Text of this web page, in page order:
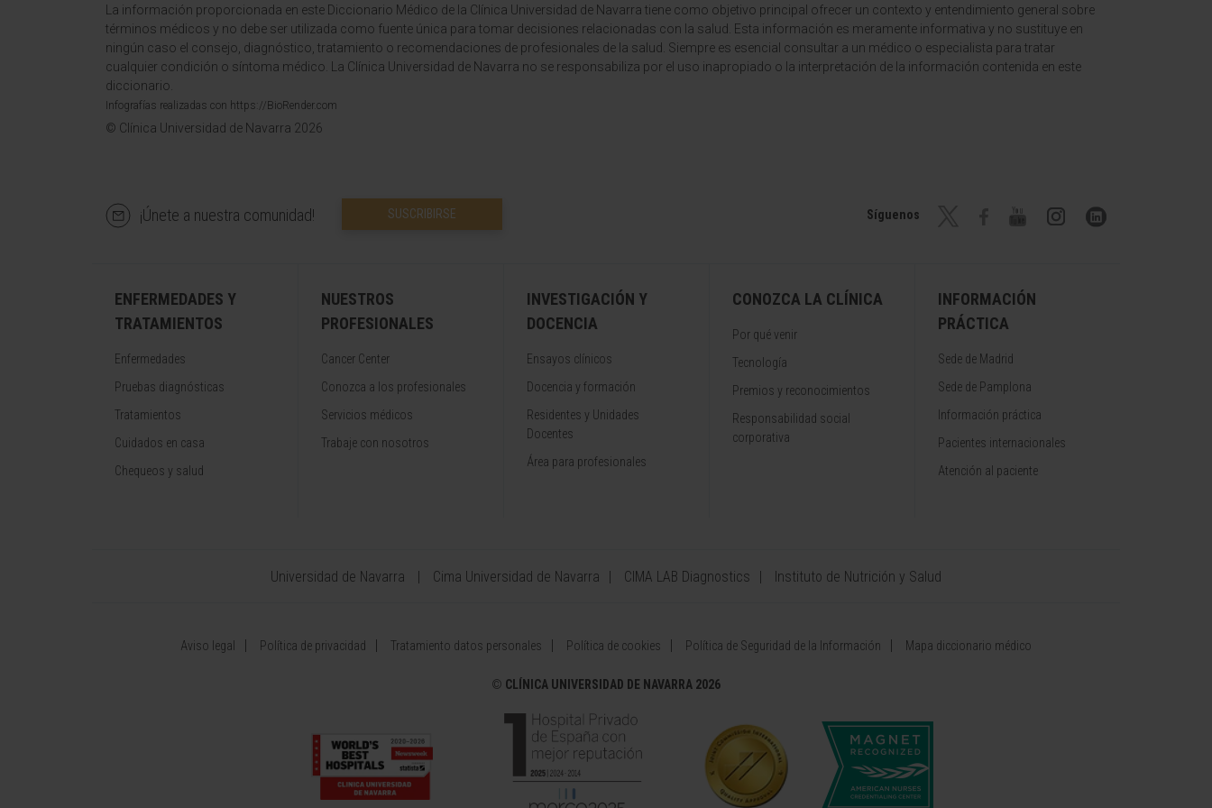
La información proporcionada en este Diccionario Médico de la Clínica Universidad de Navarra tiene como objetivo principal ofrecer un contexto y entendimiento general sobre
términos médicos y no debe ser utilizada como fuente única para tomar decisiones relacionadas con la salud. Esta información es meramente informativa y no sustituye en
ningún caso el consejo, diagnóstico, tratamiento o recomendaciones de profesionales de la salud. Siempre es esencial consultar a un médico o especialista para tratar
cualquier condición o síntoma médico. La Clínica Universidad de Navarra no se responsabiliza por el uso inapropiado o la interpretación de la información contenida en este
diccionario.
Infografías realizadas con https://BioRender.com
© Clínica Universidad de Navarra 2026
¡Únete a nuestra comunidad! SUSCRIBIRSE Síguenos
ENFERMEDADES Y
TRATAMIENTOS
Enfermedades
Pruebas diagnósticas
Tratamientos
Cuidados en casa
Chequeos y salud
NUESTROS
PROFESIONALES
Cancer Center
Conozca a los profesionales
Servicios médicos
Trabaje con nosotros
INVESTIGACIÓN Y
DOCENCIA
Ensayos clínicos
Docencia y formación
Residentes y Unidades
Docentes
Área para profesionales
CONOZCA LA CLÍNICA
Por qué venir
Tecnología
Premios y reconocimientos
Responsabilidad social
corporativa
INFORMACIÓN
PRÁCTICA
Sede de Madrid
Sede de Pamplona
Información práctica
Pacientes internacionales
Atención al paciente
Universidad de Navarra Cima Universidad de Navarra CIMA LAB Diagnostics Instituto de Nutrición y Salud
Aviso legal Política de privacidad Tratamiento datos personales Política de cookies Política de Seguridad de la Información Mapa diccionario médico
© CLÍNICA UNIVERSIDAD DE NAVARRA 2026